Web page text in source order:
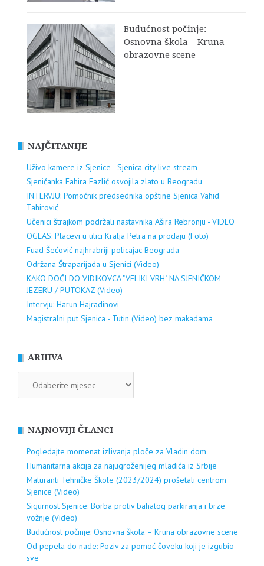
Budućnost počinje:
Osnovna škola – Kruna
obrazovne scene
NAJČITANIJE
Uživo kamere iz Sjenice - Sjenica city live stream
Sjeničanka Fahira Fazlić osvojila zlato u Beogradu
INTERVJU: Pomoćnik predsednika opštine Sjenica Vahid
Tahirović
Učenici štrajkom podržali nastavnika Ašira Rebronju - VIDEO
OGLAS: Placevi u ulici Kralja Petra na prodaju (Foto)
Fuad Šećović najhrabriji policajac Beograda
Održana Štraparijada u Sjenici (Video)
KAKO DOĆI DO VIDIKOVCA "VELIKI VRH" NA SJENIČKOM
JEZERU / PUTOKAZ (Video)
Intervju: Harun Hajradinovi
Magistralni put Sjenica - Tutin (Video) bez makadama
ARHIVA
NAJNOVIJI ČLANCI
Pogledajte momenat izlivanja ploče za Vladin dom
Humanitarna akcija za najugroženijeg mladića iz Srbije
Maturanti Tehničke Škole (2023/2024) prošetali centrom
Sjenice (Video)
Sigurnost Sjenice: Borba protiv bahatog parkiranja i brze
vožnje (Video)
Budućnost počinje: Osnovna škola – Kruna obrazovne scene
Od pepela do nade: Poziv za pomoć čoveku koji je izgubio
sve